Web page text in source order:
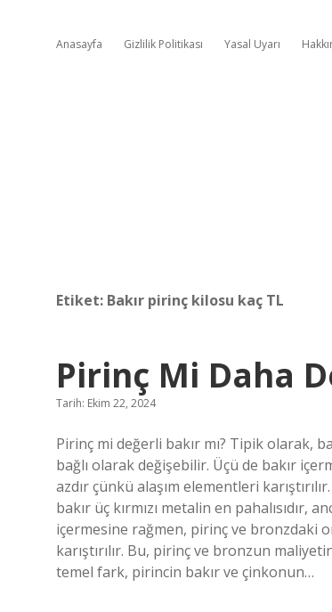
Anasayfa Gizlilik Politikası Yasal Uyarı
Etiket: Bakır pirinç kilosu kaç TL
Pirinç Mi Daha
Tarih: Ekim 22, 2024
Pirinç mi değerli bakır mı? Tipik olarak,
bağlı olarak değişebilir. Üçü de bakır
azdır çünkü alaşım elementleri
bakır üç kırmızı metalin en pahalısıdır,
içermesine rağmen, pirinç ve bronzdaki
karıştırılır. Bu, pirinç ve bronzun
temel fark, pirincin bakır ve çinkonun…